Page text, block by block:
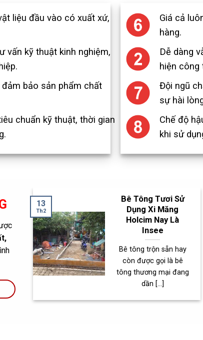
liệu đầu vào có xuất xứ,
vấn kỹ thuật kinh nghiệm,
bảo sản phẩm chất
chuẩn kỹ thuật, thời gian
Giá cả
hàng.
Dễ dàng
hiện công
Đội ngũ
sự hài
Chế độ
khi sử
Bê Tông Tươi Sử
Dụng Xi Măng
Holcim Nay Là
Insee
Bê tông trộn sẵn hay
còn được gọi là bê
tông thương mại đang
dần [...]
13
Th2